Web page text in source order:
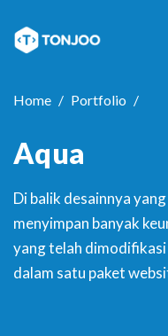
Home Portfolio
Aqua
Di balik desainnya
menyimpan banyak
yang telah
dalam satu paket